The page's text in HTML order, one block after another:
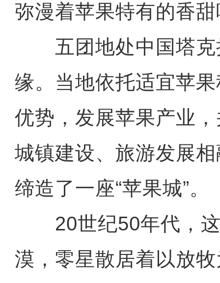
弥漫着苹果特有的香
五团地处中国塔克
缘。当地依托适宜苹
优势，发展苹果产业
城镇建设、旅游发展
缔造了一座“苹果城”。
20世纪50年代，这
漠，零星散居着以放